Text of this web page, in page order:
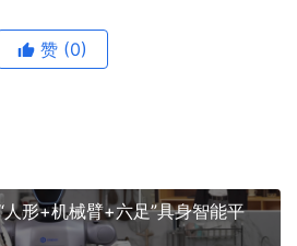
赞 (0)
形+机械臂+六足”具身智能平